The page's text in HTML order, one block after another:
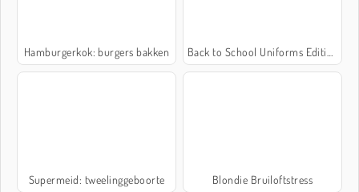
Hamburgerkok: burgers bakken Back to School Uniforms Edition
Supermeid: tweelinggeboorte Blondie Bruiloftstress